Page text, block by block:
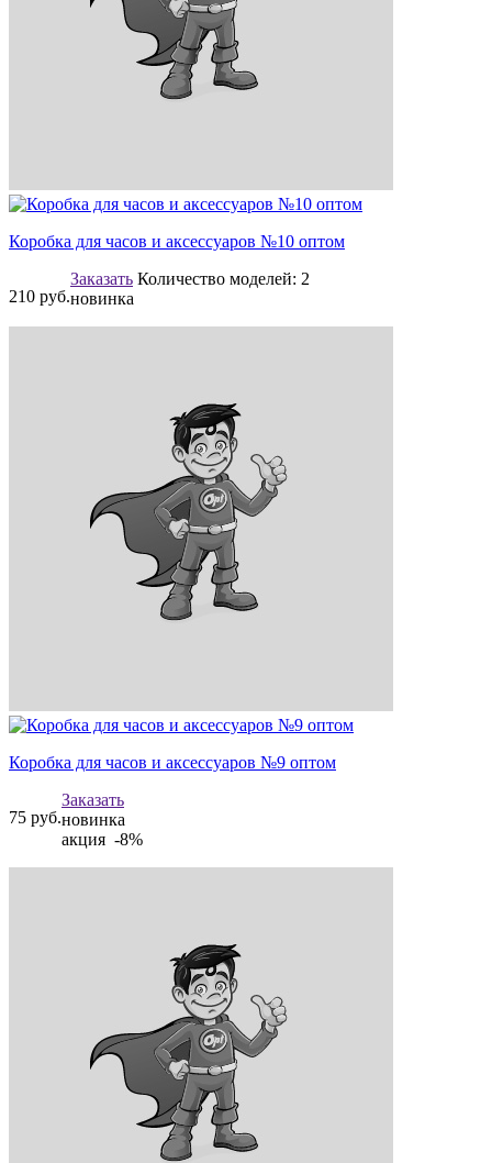
Коробка для часов и аксессуаров №10 оптом
210 руб.
Заказать Количество моделей: 2
новинка
Коробка для часов и аксессуаров №9 оптом
75 руб.
Заказать
новинка
акция -8%